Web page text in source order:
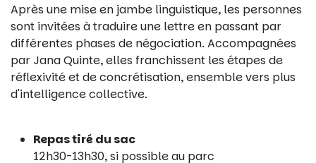
Après une mise en jambe linguistique, les personnes
sont invitées à traduire une lettre en passant par
différentes phases de négociation. Accompagnées
par Jana Quinte, elles franchissent les étapes de
réflexivité et de concrétisation, ensemble vers plus
d'intelligence collective.
Repas tiré du sac
12h30-13h30, si possible au parc